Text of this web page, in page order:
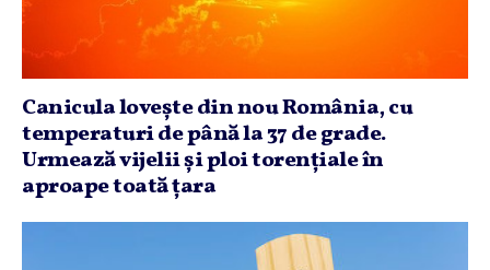
Canicula loveşte din nou România, cu
temperaturi de până la 37 de grade.
Urmează vijelii şi ploi torenţiale în
aproape toată ţara